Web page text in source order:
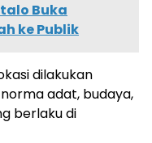
Buka
ke Publik
dilakukan
adat, budaya,
berlaku di